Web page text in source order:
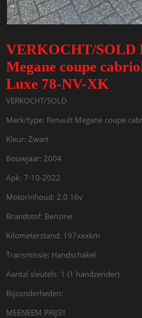
VERKOCHT/SOLD
Megane coupe
Luxe 78-NV-XK
VERKOCHT/SOLD
Merk/type: Renault Megane coupe
Kleur: Zwart
Bouwjaar: 2004
Apk: 7-10-2022
Motorinhoud: 2.0 16v
Brandstof: Benzine
Kilometerstand: 197xxxkm
Transmissie: Handschakel
Aantal sleutels: 1 (1 handzender)
Bijzonderheden:
MEENEEM PRIJS!!